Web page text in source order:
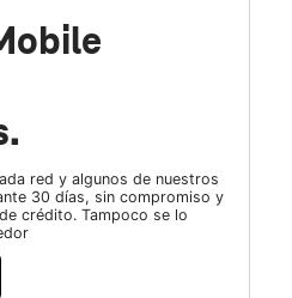
red y algunos de nuestros
30 días, sin compromiso y
crédito. Tampoco se lo